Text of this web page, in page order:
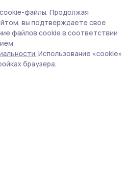
файлы. Продолжая
вы подтверждаете свое
файлов cookie в соответствии
Использование «cookie»
браузера.